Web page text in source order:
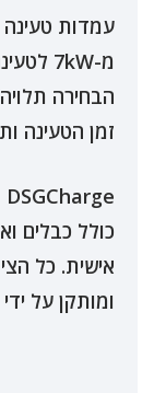
עמדות טעינה
הבחירה
זמן הטעינה
כולל כבלים
אישית. כל
ומותקן על